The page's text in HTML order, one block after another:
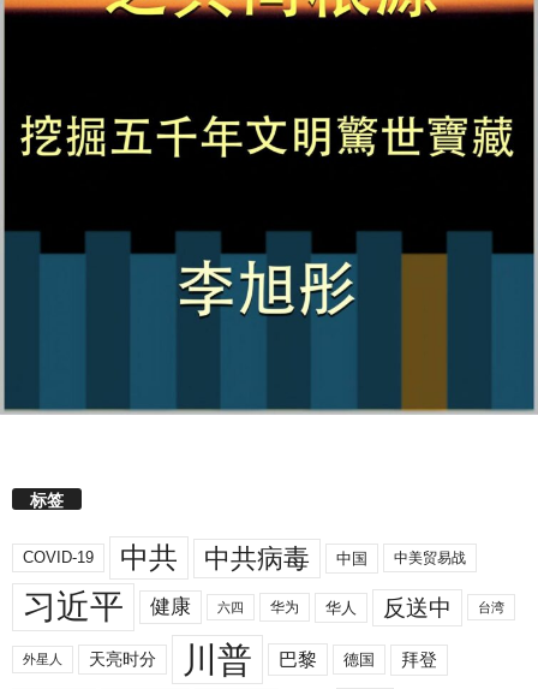
标签
COVID-19 中共 中共病毒 中国 中美贸易战
习近平 健康 六四 华为 华人 反送中 台湾
外星人 天亮时分 川普 巴黎 德国 拜登